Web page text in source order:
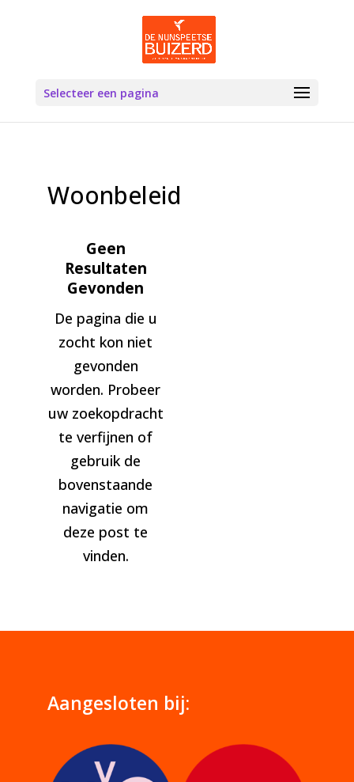
Selecteer een pagina
Woonbeleid
Geen
Resultaten
Gevonden
De pagina die u
zocht kon niet
gevonden
worden. Probeer
uw zoekopdracht
te verfijnen of
gebruik de
bovenstaande
navigatie om
deze post te
vinden.
Aangesloten bij: